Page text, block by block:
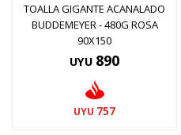
TOALLA GIGANTE ACANALADO
BUDDEMEYER - 480G ROSA
90X150
UYU 890
UYU 757